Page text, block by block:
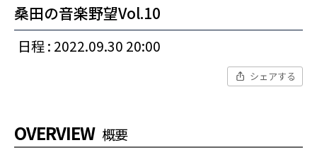
桑田の音楽野望Vol.10
日程 : 2022.09.30 20:00
シェアする
OVERVIEW 概要